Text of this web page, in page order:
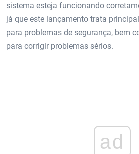
sistema esteja funcionando
já que este lançamento trata
para problemas de segurança, bem
para corrigir problemas sérios.
ad